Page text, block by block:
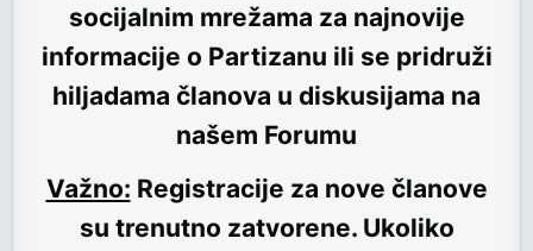
socijalnim mrežama za najnovije
informacije o Partizanu ili se pridruži
hiljadama članova u diskusijama na
našem Forumu
Važno: Registracije za nove članove
su trenutno zatvorene. Ukoliko